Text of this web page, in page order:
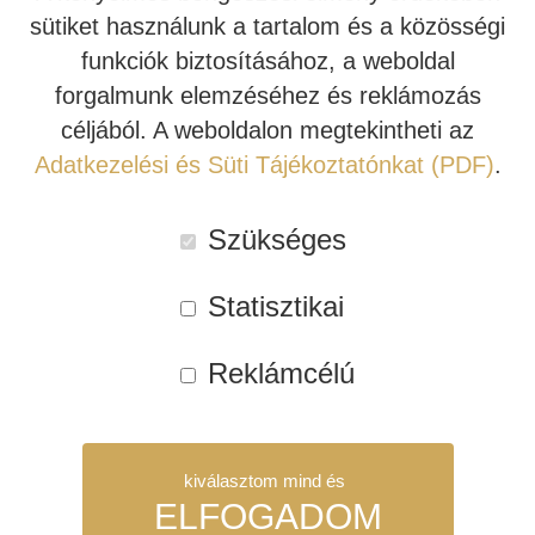
ezelőtt, látva a DAC kategória látványos újraéledését, nem
meglepő, hogy az Arcam újra erre a termékkörre kezdett
összpontosítani. Ezúttal nem fekete doboz, sokkal inkább
egy ezüst színű kis téglatest látott napvilágot – ez volt az
rDAC. Egy csoportteszt szereplőjeként
jómagam írtam róla, és akkoriban alig hittem el, hogy azon
házban a Wolfson WM8741 DAC chip – a kor egyik
értelemben, hogy ‘megfizethető’ eszközben aszinkron
mester óraműve kezelte a számítógép USB kimenetéről
még sokan alábecsültek.
INDIANA LINE
sütiket használunk a tartalom és a közösségi
funkciók biztosításához, a weboldal
forgalmunk elemzéséhez és reklámozás
céljából. A weboldalon megtekintheti az
Adatkezelési és Süti Tájékoztatónkat (PDF).
Szükséges
Statisztikai
Reklámcélú
kiválasztom mind és
ELFOGADOM